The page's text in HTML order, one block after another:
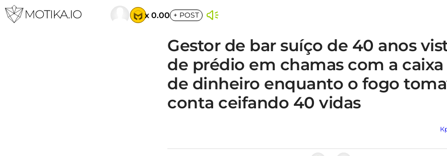
x 0.00 + POST
Gestor de bar suíço de 40 anos
de prédio em chamas com a caixa
de dinheiro enquanto o fogo
conta ceifando 40 vidas